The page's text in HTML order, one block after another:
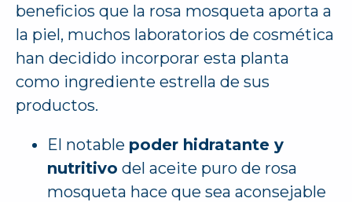
beneficios que la rosa mosqueta aporta a
la piel, muchos laboratorios de cosmética
han decidido incorporar esta planta
como ingrediente estrella de sus
productos.
El notable poder hidratante y
nutritivo del aceite puro de rosa
mosqueta hace que sea aconsejable